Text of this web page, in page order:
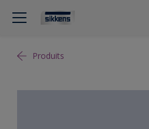
Produits